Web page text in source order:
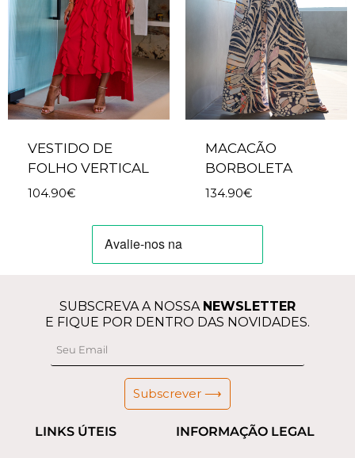
VESTIDO DE
FOLHO VERTICAL
104.90€
MACACÃO
BORBOLETA
134.90€
INFORMAÇÃO LEGAL
LINKS ÚTEIS
SUBSCREVA A NOSSA NEWSLETTER
E FIQUE POR DENTRO DAS NOVIDADES.
Subscrever ⟶